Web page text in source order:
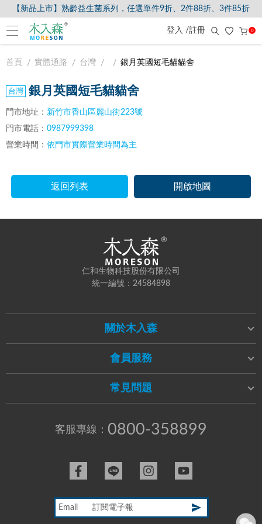
【新品上市】熟齡益生菌系列，任選單件9折、2件88折、3件85折
登入 /註冊 0
首頁 實體通路 台灣 銀月英國短毛貓貓舍
銀月英國短毛貓貓舍
門市地址： 新竹市香山區麗山街223號
門市電話： 0987999398
營業時間： 依門市實際營業時間為主
返回列表 開啟地圖
仁和生物科技股份有限公司
統一編號：24584898
關於木入森
會員服務
常見問題
客服專線： 0800-358899
Email